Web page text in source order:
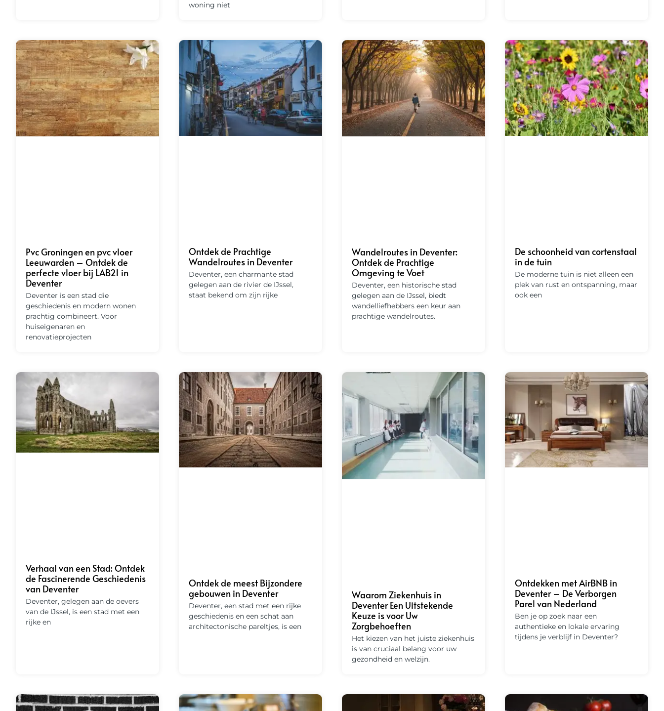
woning niet
Pvc Groningen en pvc vloer
Leeuwarden – Ontdek de
perfecte vloer bij LAB21 in
Deventer
Deventer is een stad die
geschiedenis en modern wonen
prachtig combineert. Voor
huiseigenaren en
renovatieprojecten
Ontdek de Prachtige
Wandelroutes in Deventer
Deventer, een charmante stad
gelegen aan de rivier de IJssel,
staat bekend om zijn rijke
Wandelroutes in Deventer:
Ontdek de Prachtige
Omgeving te Voet
Deventer, een historische stad
gelegen aan de IJssel, biedt
wandelliefhebbers een keur aan
prachtige wandelroutes.
De schoonheid van cortenstaal
in de tuin
De moderne tuin is niet alleen een
plek van rust en ontspanning, maar
ook een
Verhaal van een Stad: Ontdek
de Fascinerende Geschiedenis
van Deventer
Deventer, gelegen aan de oevers
van de IJssel, is een stad met een
rijke en
Ontdek de meest Bijzondere
gebouwen in Deventer
Deventer, een stad met een rijke
geschiedenis en een schat aan
architectonische pareltjes, is een
Waarom Ziekenhuis in
Deventer Een Uitstekende
Keuze is voor Uw
Zorgbehoeften
Het kiezen van het juiste ziekenhuis
is van cruciaal belang voor uw
gezondheid en welzijn.
Ontdekken met AirBNB in
Deventer – De Verborgen
Parel van Nederland
Ben je op zoek naar een
authentieke en lokale ervaring
tijdens je verblijf in Deventer?